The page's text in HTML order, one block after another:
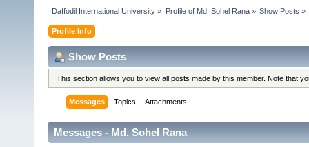
Daffodil International University » Profile of Md. Sohel Rana» Show Posts »
Profile Info
Show Posts
This section allows you to view all posts made by this member. Note that
Messages Topics Attachments
Messages - Md. Sohel Rana